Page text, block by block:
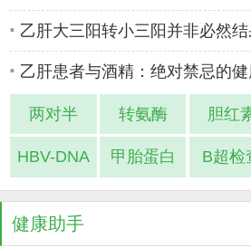
乙肝大三阳转小三阳并非必然
乙肝患者与酒精：绝对禁忌的
两对半 转氨酶 胆红
HBV-DNA 甲胎蛋白 B超检
健康助手